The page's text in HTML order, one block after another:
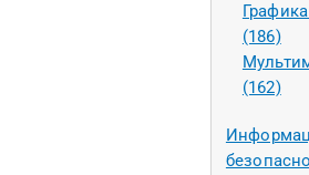
(186)
(162)